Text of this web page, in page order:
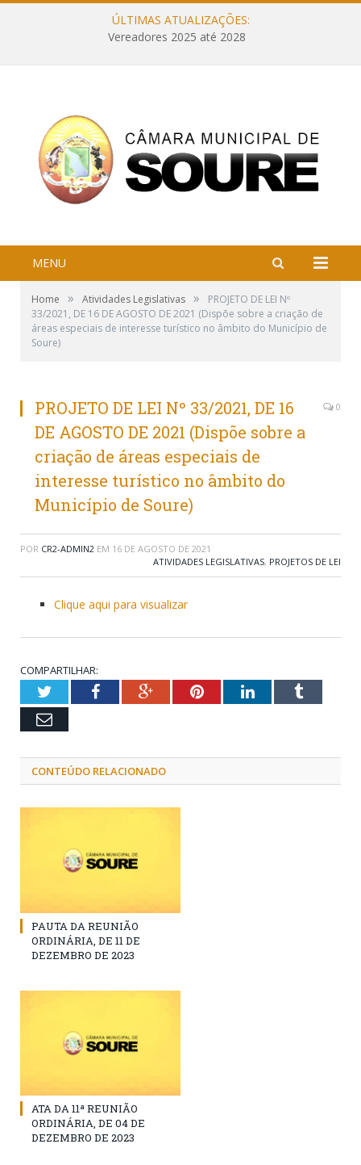
ÚLTIMAS ATUALIZAÇÕES:
Vereadores 2025 até 2028
MENU
Home » Atividades Legislativas »
PROJETO DE LEI Nº
33/2021, DE 16 DE AGOSTO DE 2021 (Dispõe sobre a criação de
áreas especiais de interesse turístico no âmbito do Município de
Soure)
PROJETO DE LEI Nº 33/2021, DE 16
DE AGOSTO DE 2021 (Dispõe sobre a
criação de áreas especiais de
interesse turístico no âmbito do
Município de Soure)
0
POR CR2-ADMIN2 EM 16 DE AGOSTO DE 2021
ATIVIDADES LEGISLATIVAS, PROJETOS DE LEI
Clique aqui para visualizar
COMPARTILHAR:
TwitterFacebookGoogle+PinterestLinkedInTumblr
Email
CONTEÚDO RELACIONADO
PAUTA DA REUNIÃO
ORDINÁRIA, DE 11 DE
DEZEMBRO DE 2023
ATA DA 11ª REUNIÃO
ORDINÁRIA, DE 04 DE
DEZEMBRO DE 2023